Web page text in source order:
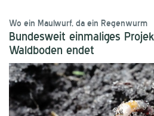
Wo ein Maulwurf, da ein Regenwurm
Bundesweit einmaliges
Waldboden endet